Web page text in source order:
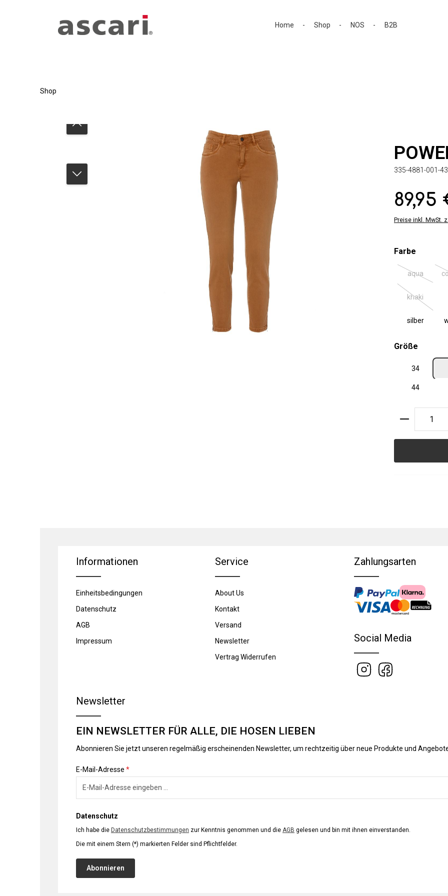
Home
Shop NOS B2B
Shop
335-4881-001-
Regulärer Preis:
89,95
Preise inkl. MwSt.
Farbe
aqua(Diese
khaki(Diese
silber
Größe
34
44
Produkt
Informationen
Einheitsbedingungen
Datenschutz
AGB
Impressum
Service
About Us
Kontakt
Versand
Newsletter
Vertrag Widerrufen
Zahlungsarten
Social Media
Newsletter
EIN NEWSLETTER FÜR ALLE, DIE HOSEN LIEBEN
Abonnieren Sie jetzt unseren regelmäßig erscheinenden Newsletter, um rechtzeitig über neue Produkte und
E-Mail-Adresse *
Datenschutz
Ich habe die Datenschutzbestimmungen zur Kenntnis genommen und die AGB gelesen und bin mit ihnen einverstanden.
Die mit einem Stern (*) markierten Felder sind Pflichtfelder.
Abonnieren